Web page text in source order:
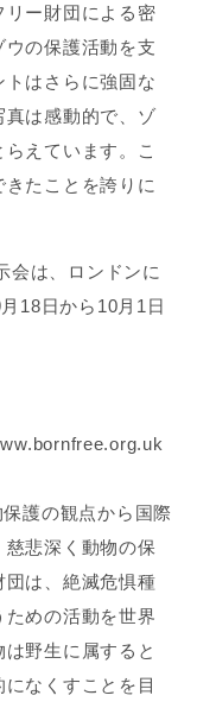
リー財団による密
の保護活動を支
はさらに強固な
真は感動的で、ゾ
えています。こ
たことを誇りに
会は、ロンドンに
18日から10月1日
護の観点から国際
悲深く動物の保
団は、絶滅危惧種
めの活動を世界
野生に属すると
なくすことを目